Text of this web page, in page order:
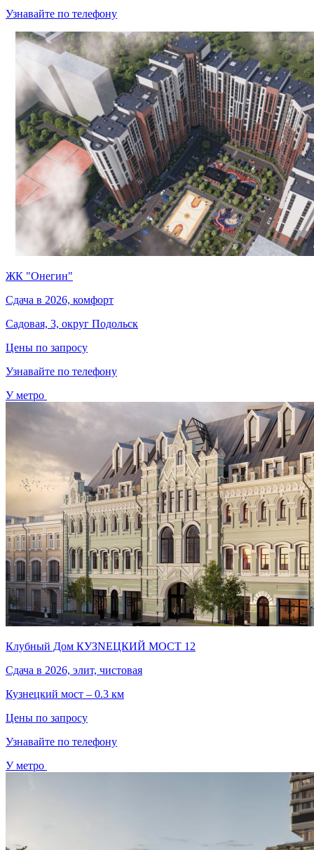
Узнавайте по телефону
ЖК "Онегин"
Сдача в 2026, комфорт
Садовая, 3, округ Подольск
Цены по запросу
Узнавайте по телефону
У метро
Клубный Дом КУЗNЕЦКИЙ МОСТ 12
Сдача в 2026, элит, чистовая
Кузнецкий мост – 0.3 км
Цены по запросу
Узнавайте по телефону
У метро